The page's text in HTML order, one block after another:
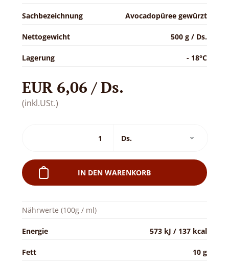
Sachbezeichnung Avocadopüree gewürzt
Nettogewicht 500 g / Ds.
Lagerung - 18°C
EUR 6,06 / Ds.
(inkl.USt.)
IN DEN WARENKORB
Nährwerte (100g / ml)
Energie 573 kJ / 137 kcal
Fett 10 g